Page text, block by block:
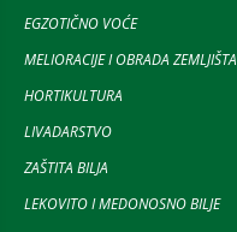
EGZOTIČNO VOĆE
MELIORACIJE I OBRADA ZEMLJIŠTA
HORTIKULTURA
LIVADARSTVO
ZAŠTITA BILJA
LEKOVITO I MEDONOSNO BILJE